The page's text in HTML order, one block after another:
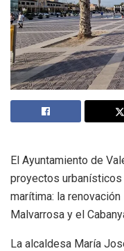
El Ayuntamiento de
proyectos
marítima: la
Malvarrosa y el
La alcaldesa María